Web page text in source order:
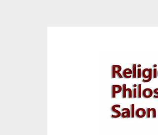
Inhalt
springen